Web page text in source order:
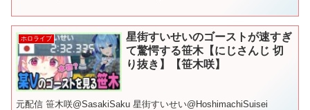
ホロライブ
星街すいせいのゴーストが速すぎ
て驚愕する笹木【にじさんじ 切
り抜き】【笹木咲】
元配信 笹木咲@SasakiSaku 星街すいせい@HoshimachiSuisei